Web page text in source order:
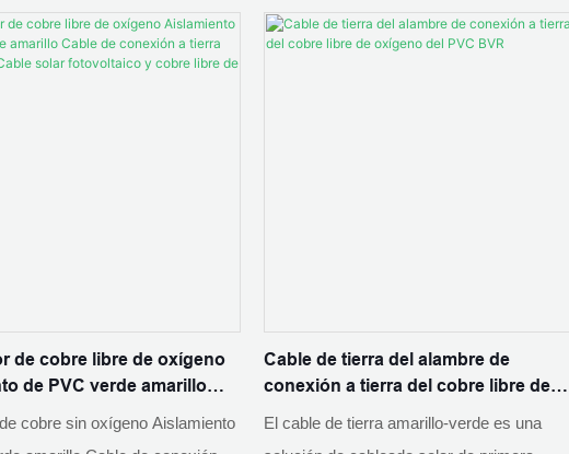
Cable solar fotovoltaico de
con aislamiento de PVC
Cable de tierra de alambre de
detalles y precios sobre cable solar
de cobre libre de oxígeno
de PVC verde amarillo
fotovoltaico y cobre libre
cobre sin oxígeno Aislamiento
Cable de tierra del alambre de
conexión a tierra del cobre libre de
El cable de tierra amarillo-verde es una